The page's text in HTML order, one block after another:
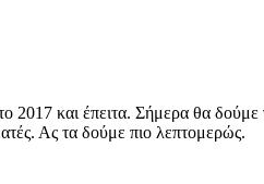
και έπειτα. Σήμερα θα δούμε
Ας τα δούμε πιο λεπτομερώς.